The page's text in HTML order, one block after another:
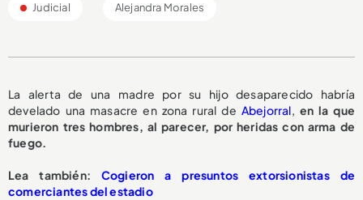
Judicial Alejandra Morales
La alerta de una madre por su hijo desaparecido habría
develado una masacre en zona rural de Abejorral, en la que
murieron tres hombres, al parecer, por heridas con arma de
fuego.
Lea también: Cogieron a presuntos extorsionistas de
comerciantes del estadio